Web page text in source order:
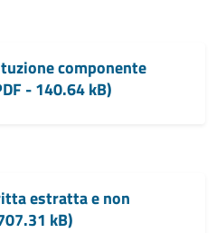
componente
- 140.64 kB)
estratta e non
kB)